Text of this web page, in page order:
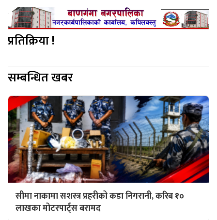
प्रतिक्रिया !
सम्बन्धित खबर
सीमा नाकामा सशस्त्र प्रहरीको कडा निगरानी, करिब १०
लाखका मोटरपार्ट्स बरामद